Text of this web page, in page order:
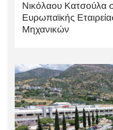
Νικόλαου Κατσούλα
Ευρωπαϊκής
Μηχανικών